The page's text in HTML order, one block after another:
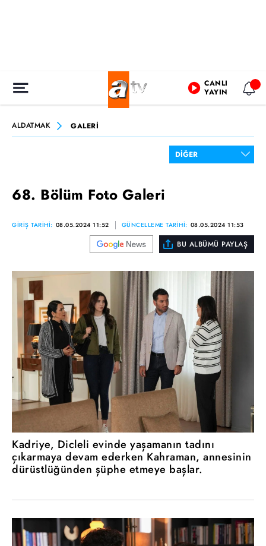
CANLI
YAYIN
ALDATMAK GALERİ
68. Bölüm Foto Galeri
GİRİŞ TARİHİ: 08.05.2024 11:52 GÜNCELLEME TARİHİ: 08.05.2024 11:53
BU ALBÜMÜ PAYLAŞ
Kadriye, Dicleli evinde yaşamanın tadını
çıkarmaya devam ederken Kahraman, annesinin
dürüstlüğünden şüphe etmeye başlar.